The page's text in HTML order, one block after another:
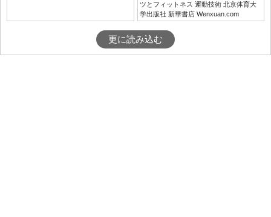
ツとフィットネス 運動技術 北京体育大
学出版社 新華書店 Wenxuan.com
更に読み込む